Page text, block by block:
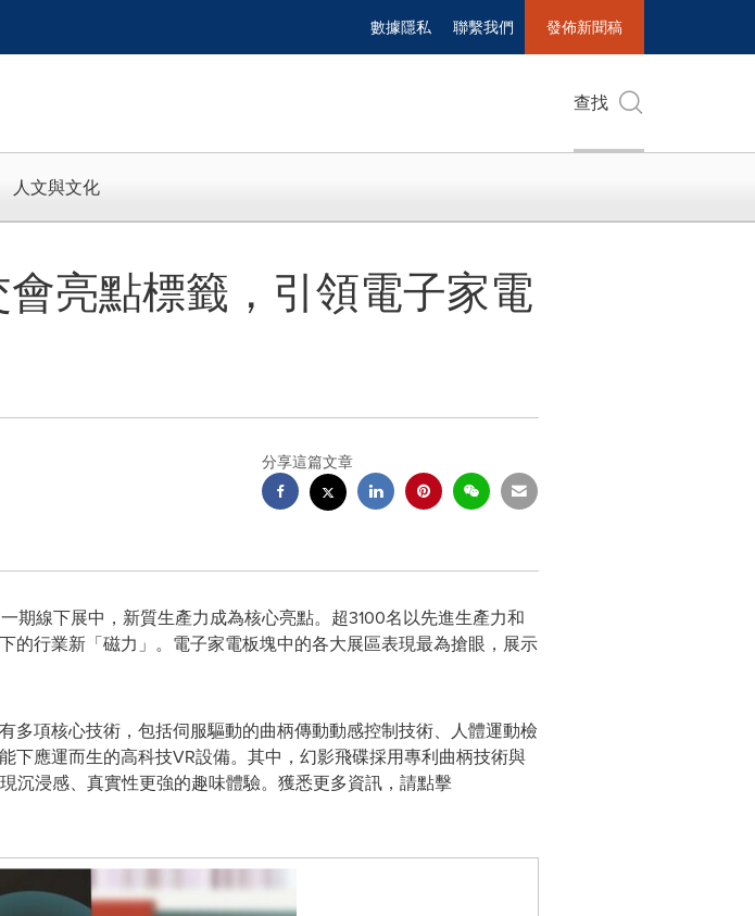
數據隱私 聯繫我們 發佈新聞稿
查找
人文與文化
亮點標籤，引領電子家電
分享這篇文章
期線下展中，新質生產力成為核心亮點。超3100名以先進生產力和
行業新「磁力」。電子家電板塊中的各大展區表現最為搶眼，展示
多項核心技術，包括伺服驅動的曲柄傳動動感控制技術、人體運動檢
應運而生的高科技VR設備。其中，幻影飛碟採用專利曲柄技術與
沉浸感、真實性更強的趣味體驗。獲悉更多資訊，請點擊